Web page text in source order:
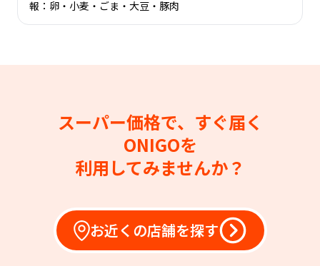
報：卵・小麦・ごま・大豆・豚肉
スーパー価格で、すぐ届く
ONIGOを
利用してみませんか？
お近くの店舗を探す